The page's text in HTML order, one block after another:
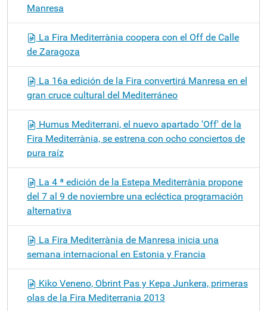
Manresa
La Fira Mediterrània coopera con el Off de Calle
de Zaragoza
La 16a edición de la Fira convertirá Manresa en el
gran cruce cultural del Mediterráneo
Humus Mediterrani, el nuevo apartado 'Off' de la
Fira Mediterrània, se estrena con ocho conciertos de
pura raíz
La 4 ª edición de la Estepa Mediterrània propone
del 7 al 9 de noviembre una ecléctica programación
alternativa
La Fira Mediterrània de Manresa inicia una
semana internacional en Estonia y Francia
Kiko Veneno, Obrint Pas y Kepa Junkera, primeras
olas de la Fira Mediterrania 2013